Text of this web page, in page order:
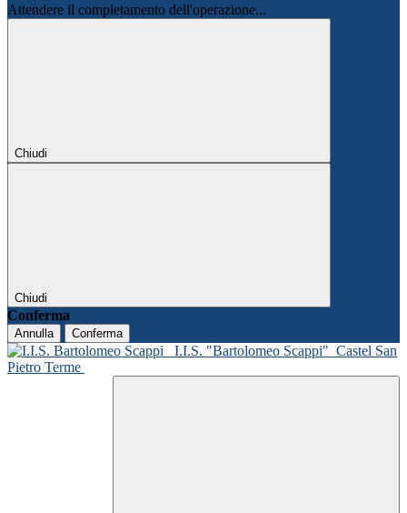
Attendere il completamento dell'operazione...
Chiudi
Chiudi
Conferma
Annulla Conferma
I.I.S. "Bartolomeo Scappi" Castel San
Pietro Terme